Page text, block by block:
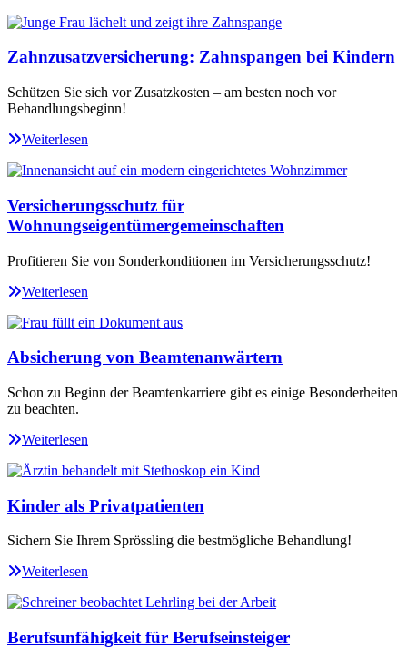
Zahnzusatzversicherung: Zahnspangen bei Kindern
Schützen Sie sich vor Zusatzkosten – am besten noch vor
Behandlungsbeginn!
Weiterlesen
Versicherungsschutz für
Wohnungseigentümergemeinschaften
Profitieren Sie von Sonderkonditionen im Versicherungsschutz!
Weiterlesen
Absicherung von Beamtenanwärtern
Schon zu Beginn der Beamtenkarriere gibt es einige Besonderheiten
zu beachten.
Weiterlesen
Kinder als Privatpatienten
Sichern Sie Ihrem Sprössling die bestmögliche Behandlung!
Weiterlesen
Berufsunfähigkeit für Berufseinsteiger